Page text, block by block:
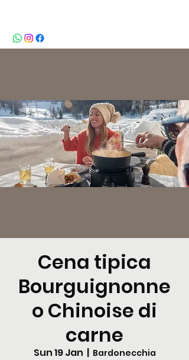
Cena tipica
Bourguignonne
o Chinoise di
carne
Sun 19 Jan
  |
Bardonecchia